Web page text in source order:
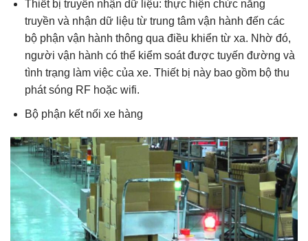
Thiết bị truyền nhận dữ liệu: thực hiện chức năng
truyền và nhận dữ liệu từ trung tâm vận hành đến các
bộ phận vận hành thông qua điều khiển từ xa. Nhờ đó,
người vận hành có thể kiểm soát được tuyến đường và
tình trạng làm việc của xe. Thiết bị này bao gồm bộ thu
phát sóng RF hoặc wifi.
Bộ phận kết nối xe hàng